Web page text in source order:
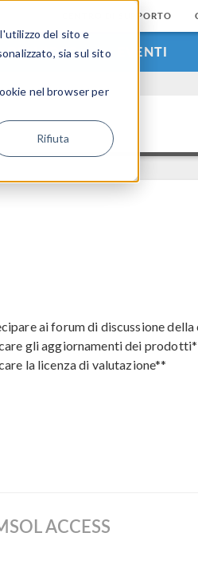
del sito e
sia sul sito
nel browser per
Rifiuta
CENTRO DI SUPPORTO
DEI VIDEO EVENTI
ai forum di discussione
gli aggiornamenti dei prodotti*
la licenza di valutazione**
ACCESS